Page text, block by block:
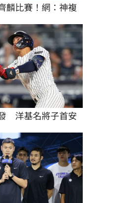
麟比賽！網：神複
　洋基名將子首安